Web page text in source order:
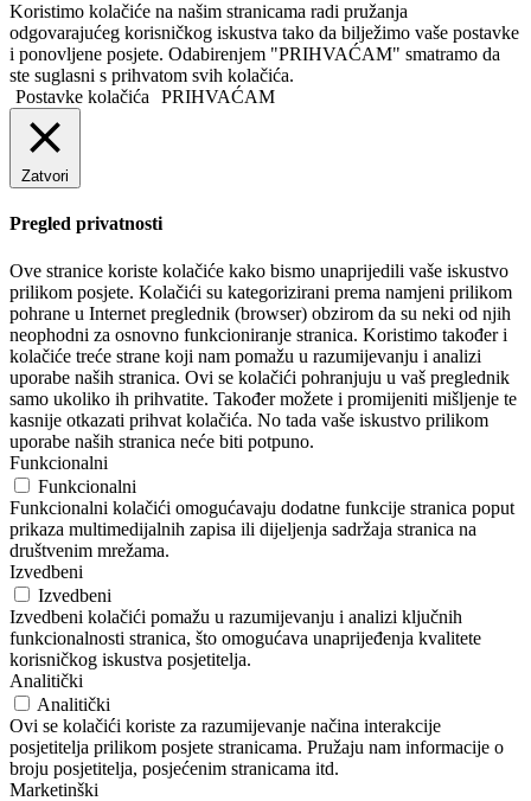
Koristimo kolačiće na našim stranicama radi pružanja
odgovarajućeg korisničkog iskustva tako da bilježimo vaše postavke
i ponovljene posjete. Odabirenjem "PRIHVAĆAM" smatramo da
ste suglasni s prihvatom svih kolačića.
Postavke kolačića
PRIHVAĆAM
Zatvori
Pregled privatnosti
Ove stranice koriste kolačiće kako bismo unaprijedili vaše iskustvo
prilikom posjete. Kolačići su kategorizirani prema namjeni prilikom
pohrane u Internet preglednik (browser) obzirom da su neki od njih
neophodni za osnovno funkcioniranje stranica. Koristimo također i
kolačiće treće strane koji nam pomažu u razumijevanju i analizi
uporabe naših stranica. Ovi se kolačići pohranjuju u vaš preglednik
samo ukoliko ih prihvatite. Također možete i promijeniti mišljenje te
kasnije otkazati prihvat kolačića. No tada vaše iskustvo prilikom
uporabe naših stranica neće biti potpuno.
Funkcionalni
Funkcionalni
Funkcionalni kolačići omogućavaju dodatne funkcije stranica poput
prikaza multimedijalnih zapisa ili dijeljenja sadržaja stranica na
društvenim mrežama.
Izvedbeni
Izvedbeni
Izvedbeni kolačići pomažu u razumijevanju i analizi ključnih
funkcionalnosti stranica, što omogućava unaprijeđenja kvalitete
korisničkog iskustva posjetitelja.
Analitički
Analitički
Ovi se kolačići koriste za razumijevanje načina interakcije
posjetitelja prilikom posjete stranicama. Pružaju nam informacije o
broju posjetitelja, posjećenim stranicama itd.
Marketinški